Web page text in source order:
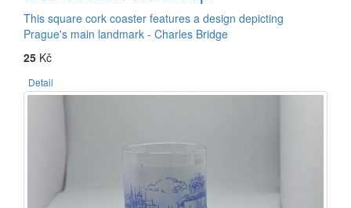
This square cork coaster features a design depicting
Prague's main landmark - Charles Bridge
25 Kč
Detail